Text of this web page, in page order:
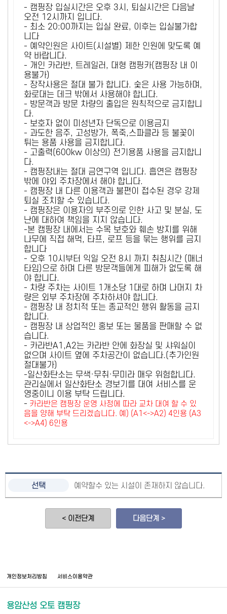
- 캠핑장 입실시간은 오후 3시, 퇴실시간은 다음날
오전 12시까지 입니다.
- 최소 20:00까지는 입실 완료, 이후는 입실불가합
니다
- 예약인원은 사이트(시설별) 제한 인원에 맞도록 예
약 바랍니다.
- 개인 카라반, 트레일러, 대형 캠핑카(캠핑장 내 이
용불가)
- 장작사용은 절대 불가 합니다. 숯은 사용 가능하며,
화로대는 데크 밖에서 사용해야 합니다.
- 방문객과 방문 차량의 출입은 원칙적으로 금지합니
다.
- 보호자 없이 미성년자 단독으로 이용금지
- 과도한 음주, 고성방가, 폭죽,스파클라 등 불꽃이
튀는 용품 사용을 금지합니다.
- 고출력(600kw 이상의) 전기용품 사용을 금지합니
다.
- 캠핑장내는 절대 금연구역 입니다. 흡연은 캠핑장
밖에 야외 주차장에서 해야 합니다.
- 캠핑장 내 다른 이용객과 불편이 접수된 경우 강제
퇴실 조치할 수 있습니다.
- 캠핑장은 이용자의 부주의로 인한 사고 및 분실, 도
난에 대하여 책임을 지지 않습니다.
-본 캠핑장 내에서는 수목 보호와 훼손 방지를 위해
나무에 직접 해먹, 타프, 로프 등을 묶는 행위를 금지
합니다
- 오후 10시부터 익일 오전 8시 까지 취침시간 (매너
타임)으로 하며 다른 방문객들에게 피해가 없도록 해
야 합니다.
- 차량 주차는 사이트 1개소당 1대로 하며 나머지 차
량은 외부 주차장에 주차하셔야 합니다.
- 캠핑장 내 정치적 또는 종교적인 행위 활동을 금지
합니다.
- 캠핑장 내 상업적인 홍보 또는 물품을 판매할 수 없
습니다.
- 카라반A1,A2는 카라반 안에 화장실 및 샤워실이
없으며 사이트 옆에 주차공간이 없습니다.(추가인원
절대불가)
-일산화탄소는 무색·무취·무미라 매우 위험합니다.
관리실에서 일산화탄소 경보기를 대여 서비스를 운
영중이니 이용 부탁 드립니다.
- 카라반은 캠핑장 운영 사정에 따라 교차 대여 할 수 있
음을 양해 부탁 드리겠습니다. 예) (A1<->A2) 4인용 (A3
<->A4) 6인용
예약할수 있는 시설이 존재하지 않습니다.
< 이전단계 다음단계 >
개인정보처리방침 서비스이용약관
용암산성 오토 캠핑장